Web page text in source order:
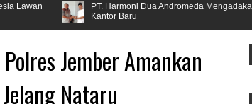
Harmoni Dua Andromeda Mengadakan Tasyakuran
Jember Amankan
Nataru